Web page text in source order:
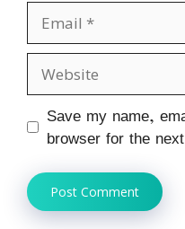
Email
Website
Save my name,
browser for the